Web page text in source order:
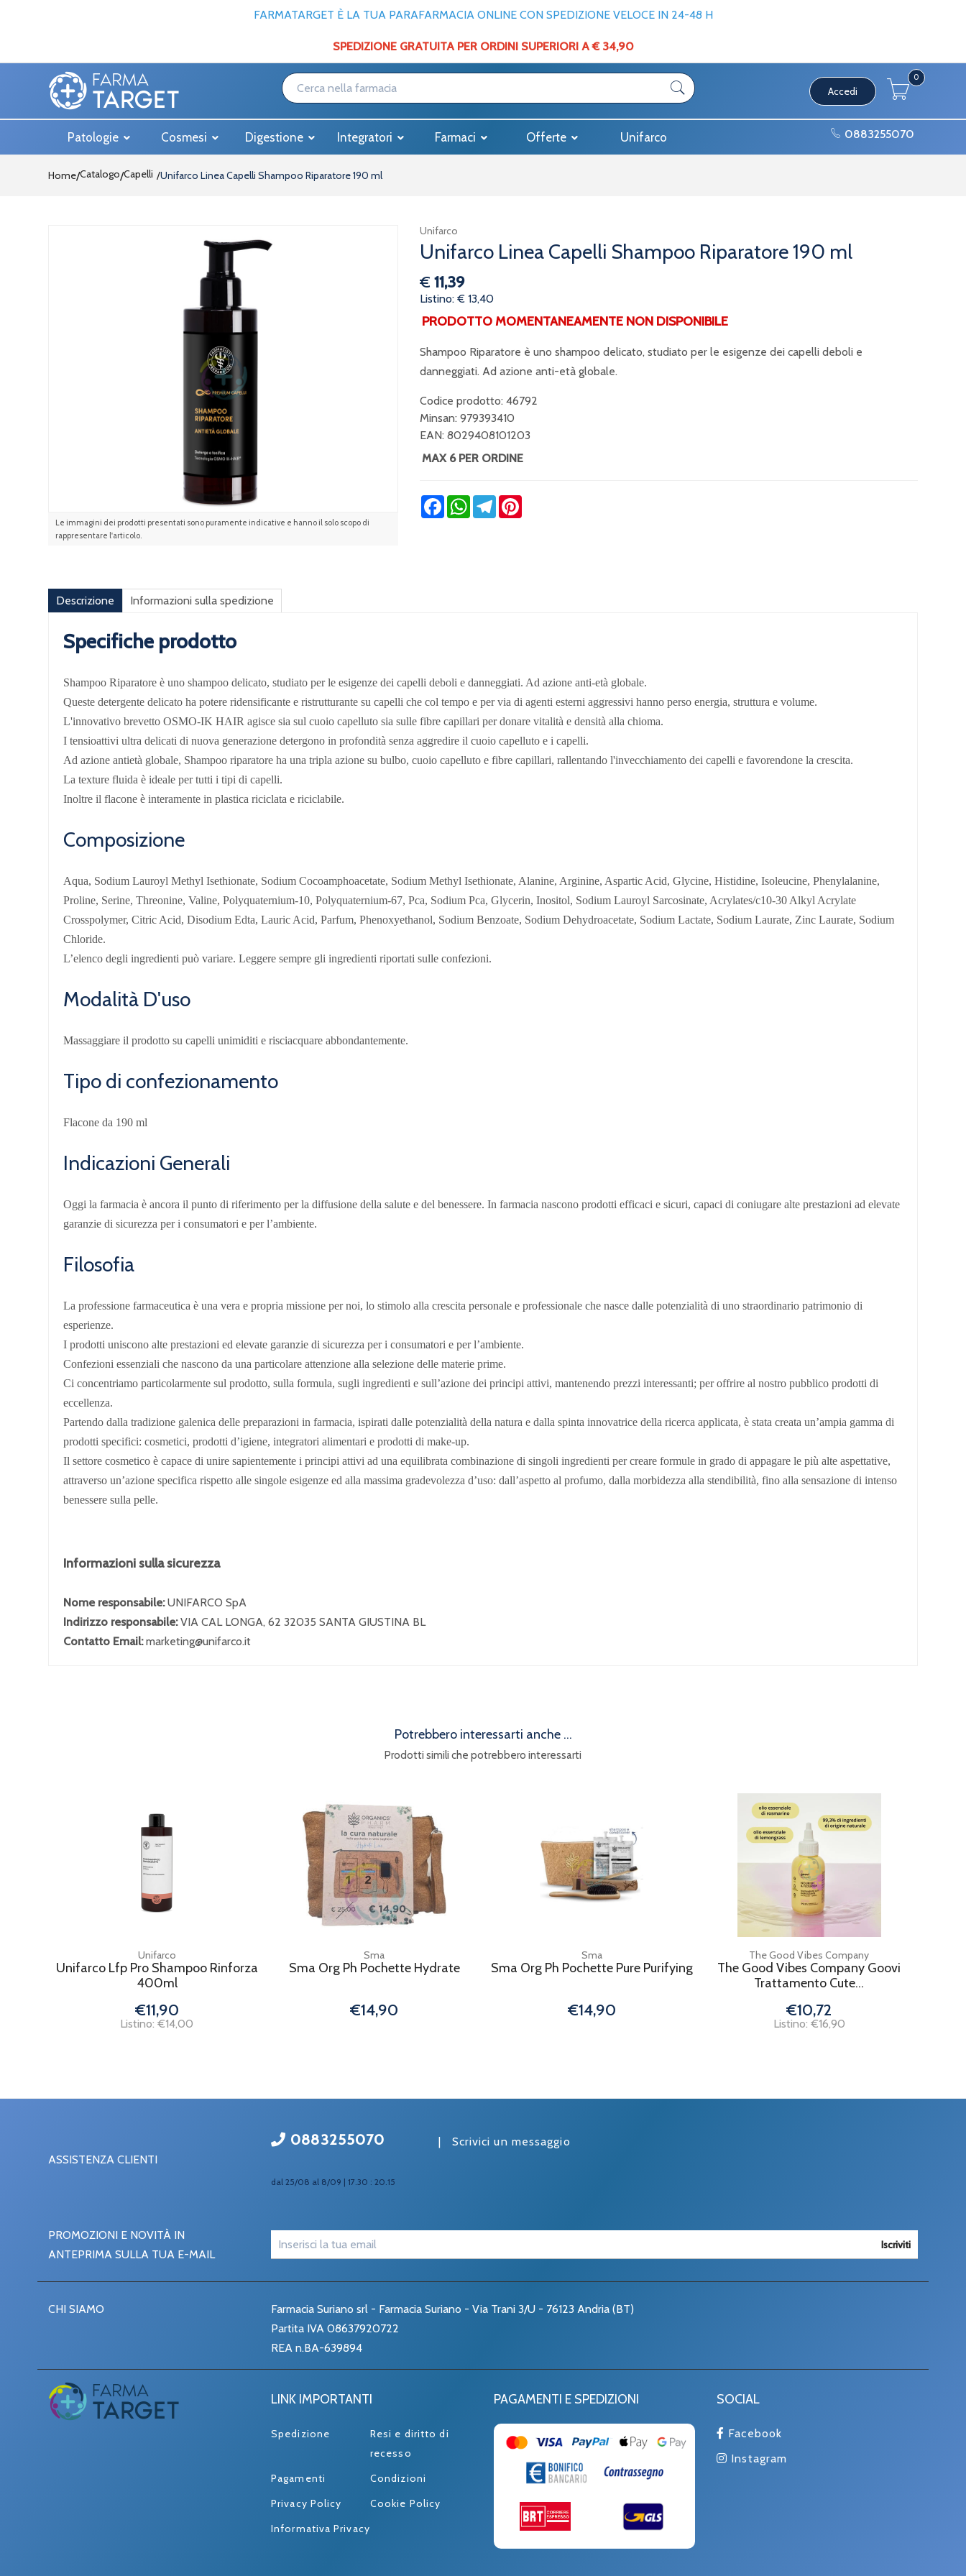
FARMATARGET È LA TUA PARAFARMACIA ONLINE CON SPEDIZIONE VELOCE IN 24-48 H
SPEDIZIONE GRATUITA PER ORDINI SUPERIORI A € 34,90
Accedi
0
Patologie Cosmesi Digestione Integratori Farmaci Offerte Unifarco 0883255070
Home Catalogo/Capelli Unifarco Linea Capelli Shampoo Riparatore 190 ml
Le immagini dei prodotti presentati sono puramente indicative e hanno il solo scopo di
rappresentare l'articolo.
Unifarco
Unifarco Linea Capelli Shampoo Riparatore 190 ml
€ 11,39
Listino: € 13,40
PRODOTTO MOMENTANEAMENTE NON DISPONIBILE
Shampoo Riparatore è uno shampoo delicato, studiato per le esigenze dei capelli deboli e
danneggiati. Ad azione anti-età globale.
Codice prodotto: 46792
Minsan: 979393410
EAN: 8029408101203
MAX 6 PER ORDINE
FacebookWhatsApp
TelegramPinterest
Descrizione Informazioni sulla spedizione
Specifiche prodotto
Shampoo Riparatore è uno shampoo delicato, studiato per le esigenze dei capelli deboli e danneggiati. Ad azione anti-età globale.
Queste detergente delicato ha potere ridensificante e ristrutturante su capelli che col tempo e per via di agenti esterni aggressivi hanno perso energia, struttura e volume.
L'innovativo brevetto OSMO-IK HAIR agisce sia sul cuoio capelluto sia sulle fibre capillari per donare vitalità e densità alla chioma.
I tensioattivi ultra delicati di nuova generazione detergono in profondità senza aggredire il cuoio capelluto e i capelli.
Ad azione antietà globale, Shampoo riparatore ha una tripla azione su bulbo, cuoio capelluto e fibre capillari, rallentando l'invecchiamento dei capelli e favorendone la crescita.
La texture fluida è ideale per tutti i tipi di capelli.
Inoltre il flacone è interamente in plastica riciclata e riciclabile.
Composizione
Aqua, Sodium Lauroyl Methyl Isethionate, Sodium Cocoamphoacetate, Sodium Methyl Isethionate, Alanine, Arginine, Aspartic Acid, Glycine, Histidine, Isoleucine, Phenylalanine,
Proline, Serine, Threonine, Valine, Polyquaternium-10, Polyquaternium-67, Pca, Sodium Pca, Glycerin, Inositol, Sodium Lauroyl Sarcosinate, Acrylates/c10-30 Alkyl Acrylate
Crosspolymer, Citric Acid, Disodium Edta, Lauric Acid, Parfum, Phenoxyethanol, Sodium Benzoate, Sodium Dehydroacetate, Sodium Lactate, Sodium Laurate, Zinc Laurate, Sodium
Chloride.
L’elenco degli ingredienti può variare. Leggere sempre gli ingredienti riportati sulle confezioni.
Modalità D'uso
Massaggiare il prodotto su capelli unimiditi e risciacquare abbondantemente.
Tipo di confezionamento
Flacone da 190 ml
Indicazioni Generali
Oggi la farmacia è ancora il punto di riferimento per la diffusione della salute e del benessere. In farmacia nascono prodotti efficaci e sicuri, capaci di coniugare alte prestazioni ad elevate
garanzie di sicurezza per i consumatori e per l’ambiente.
Filosofia
La professione farmaceutica è una vera e propria missione per noi, lo stimolo alla crescita personale e professionale che nasce dalle potenzialità di uno straordinario patrimonio di
esperienze.
I prodotti uniscono alte prestazioni ed elevate garanzie di sicurezza per i consumatori e per l’ambiente.
Confezioni essenziali che nascono da una particolare attenzione alla selezione delle materie prime.
Ci concentriamo particolarmente sul prodotto, sulla formula, sugli ingredienti e sull’azione dei principi attivi, mantenendo prezzi interessanti; per offrire al nostro pubblico prodotti di
eccellenza.
Partendo dalla tradizione galenica delle preparazioni in farmacia, ispirati dalle potenzialità della natura e dalla spinta innovatrice della ricerca applicata, è stata creata un’ampia gamma di
prodotti specifici: cosmetici, prodotti d’igiene, integratori alimentari e prodotti di make-up.
Il settore cosmetico è capace di unire sapientemente i principi attivi ad una equilibrata combinazione di singoli ingredienti per creare formule in grado di appagare le più alte aspettative,
attraverso un’azione specifica rispetto alle singole esigenze ed alla massima gradevolezza d’uso: dall’aspetto al profumo, dalla morbidezza alla stendibilità, fino alla sensazione di intenso
benessere sulla pelle.
Informazioni sulla sicurezza
Nome responsabile:UNIFARCO SpA
Indirizzo responsabile:VIA CAL LONGA, 62 32035 SANTA GIUSTINA BL
Contatto Email:marketing@unifarco.it
Potrebbero interessarti anche ...
Prodotti simili che potrebbero interessarti
Unifarco
Unifarco Lfp Pro Shampoo Rinforza
400ml
€11,90
Listino: €14,00
Sma
Sma Org Ph Pochette Hydrate
€14,90
Sma
Sma Org Ph Pochette Pure Purifying
€14,90
The Good Vibes Company
The Good Vibes Company Goovi
Trattamento Cute...
€10,72
Listino: €16,90
ASSISTENZA CLIENTI
0883255070
dal 25/08 al 8/09 | 17.30 : 20.15
| Scrivici un messaggio
PROMOZIONI E NOVITÀ IN
ANTEPRIMA SULLA TUA E-MAIL
Iscriviti
CHI SIAMO
Farmacia Suriano srl - Farmacia Suriano - Via Trani 3/U - 76123 Andria (BT)
Partita IVA 08637920722
REA n.BA-639894
LINK IMPORTANTI
Spedizione
Resi e diritto di
recesso
Pagamenti
Condizioni
Privacy Policy
Cookie Policy
Informativa Privacy
PAGAMENTI E SPEDIZIONI SOCIAL
Facebook
Instagram